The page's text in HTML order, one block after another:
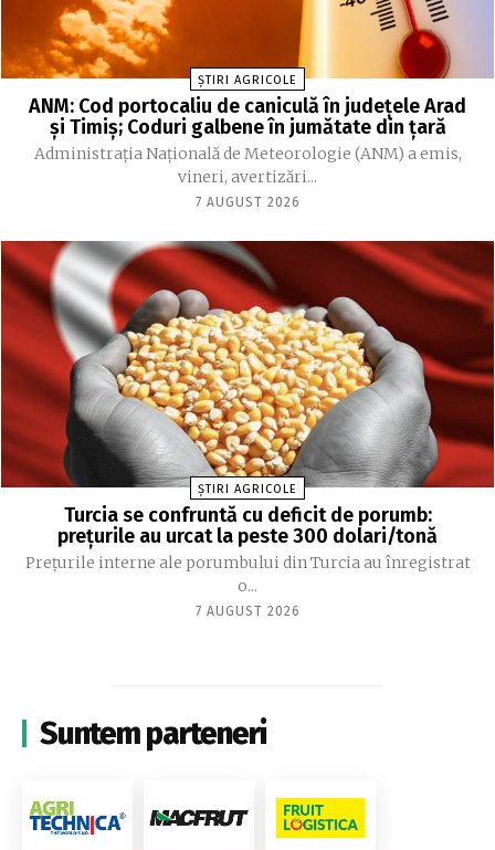
ȘTIRI AGRICOLE
ANM: Cod portocaliu de caniculă în judeţele Arad
şi Timiş; Coduri galbene în jumătate din ţară
Administraţia Naţională de Meteorologie (ANM) a emis,
vineri, avertizări...
7 AUGUST 2026
ȘTIRI AGRICOLE
Turcia se confruntă cu deficit de porumb:
prețurile au urcat la peste 300 dolari/tonă
Prețurile interne ale porumbului din Turcia au înregistrat
o...
7 AUGUST 2026
Suntem parteneri